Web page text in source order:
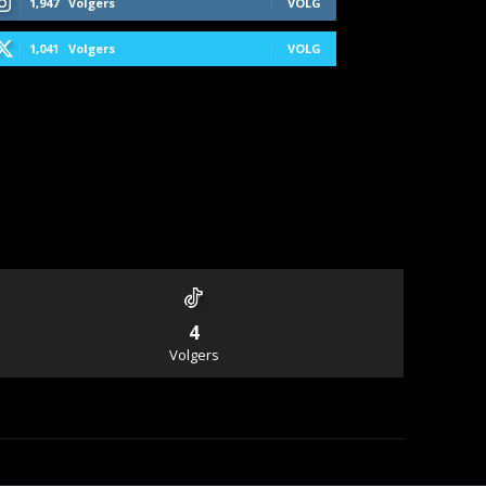
1,041 Volgers VOLG
4
Volgers